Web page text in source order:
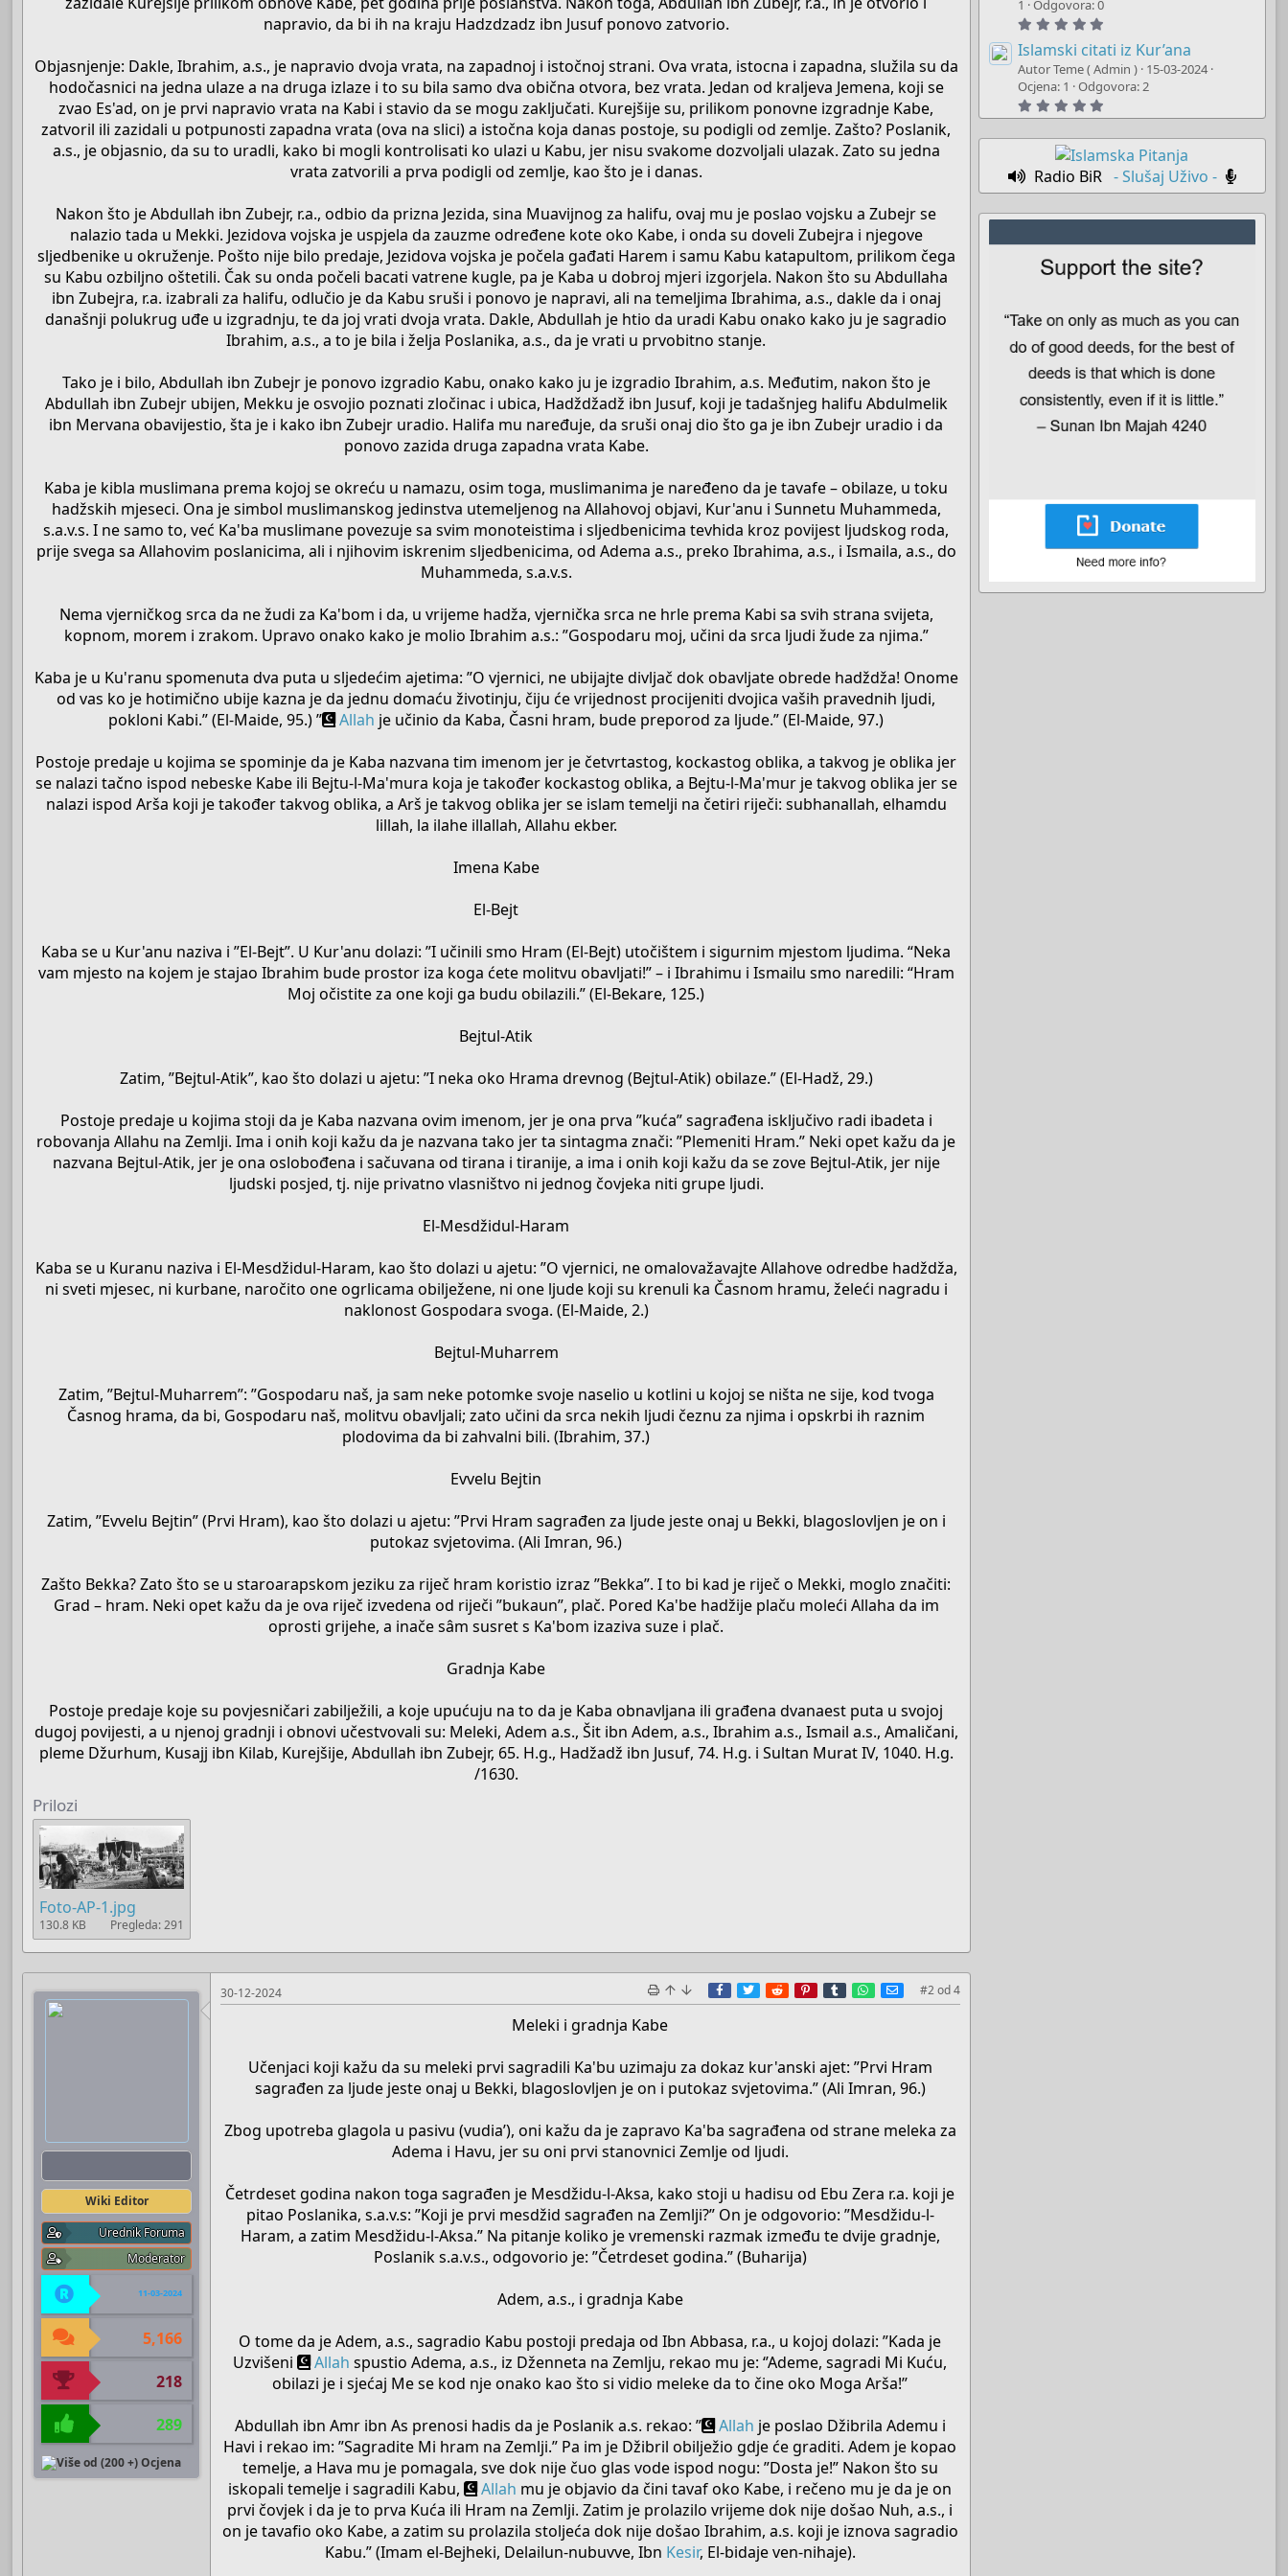
napravio, da bi ih na kraju Hadzdzadz ibn Jusuf ponovo zatvorio.
Objasnjenje: Dakle, Ibrahim, a.s., je napravio dvoja vrata, na zapadnoj i istočnoj strani. Ova vrata, istocna i zapadna, služila su da
hodočasnici na jedna ulaze a na druga izlaze i to su bila samo dva obična otvora, bez vrata. Jedan od kraljeva Jemena, koji se
zvao Es'ad, on je prvi napravio vrata na Kabi i stavio da se mogu zaključati. Kurejšije su, prilikom ponovne izgradnje Kabe,
zatvoril ili zazidali u potpunosti zapadna vrata (ova na slici) a istočna koja danas postoje, su podigli od zemlje. Zašto? Poslanik,
a.s., je objasnio, da su to uradli, kako bi mogli kontrolisati ko ulazi u Kabu, jer nisu svakome dozvoljali ulazak. Zato su jedna
vrata zatvorili a prva podigli od zemlje, kao što je i danas.
Nakon što je Abdullah ibn Zubejr, r.a., odbio da prizna Jezida, sina Muavijnog za halifu, ovaj mu je poslao vojsku a Zubejr se
nalazio tada u Mekki. Jezidova vojska je uspjela da zauzme određene kote oko Kabe, i onda su doveli Zubejra i njegove
sljedbenike u okruženje. Pošto nije bilo predaje, Jezidova vojska je počela gađati Harem i samu Kabu katapultom, prilikom čega
su Kabu ozbiljno oštetili. Čak su onda počeli bacati vatrene kugle, pa je Kaba u dobroj mjeri izgorjela. Nakon što su Abdullaha
ibn Zubejra, r.a. izabrali za halifu, odlučio je da Kabu sruši i ponovo je napravi, ali na temeljima Ibrahima, a.s., dakle da i onaj
današnji polukrug uđe u izgradnju, te da joj vrati dvoja vrata. Dakle, Abdullah je htio da uradi Kabu onako kako ju je sagradio
Ibrahim, a.s., a to je bila i želja Poslanika, a.s., da je vrati u prvobitno stanje.
Tako je i bilo, Abdullah ibn Zubejr je ponovo izgradio Kabu, onako kako ju je izgradio Ibrahim, a.s. Međutim, nakon što je
Abdullah ibn Zubejr ubijen, Mekku je osvojio poznati zločinac i ubica, Hadždžadž ibn Jusuf, koji je tadašnjeg halifu Abdulmelik
ibn Mervana obavijestio, šta je i kako ibn Zubejr uradio. Halifa mu naređuje, da sruši onaj dio što ga je ibn Zubejr uradio i da
ponovo zazida druga zapadna vrata Kabe.
Kaba je kibla muslimana prema kojoj se okreću u namazu, osim toga, muslimanima je naređeno da je tavafe – obilaze, u toku
hadžskih mjeseci. Ona je simbol muslimanskog jedinstva utemeljenog na Allahovoj objavi, Kur'anu i Sunnetu Muhammeda,
s.a.v.s. I ne samo to, već Ka'ba muslimane povezuje sa svim monoteistima i sljedbenicima tevhida kroz povijest ljudskog roda,
prije svega sa Allahovim poslanicima, ali i njihovim iskrenim sljedbenicima, od Adema a.s., preko Ibrahima, a.s., i Ismaila, a.s., do
Muhammeda, s.a.v.s.
Nema vjerničkog srca da ne žudi za Ka'bom i da, u vrijeme hadža, vjernička srca ne hrle prema Kabi sa svih strana svijeta,
kopnom, morem i zrakom. Upravo onako kako je molio Ibrahim a.s.: ”Gospodaru moj, učini da srca ljudi žude za njima.”
Kaba je u Ku'ranu spomenuta dva puta u sljedećim ajetima: ”O vjernici, ne ubijajte divljač dok obavljate obrede hadždža! Onome
od vas ko je hotimično ubije kazna je da jednu domaću životinju, čiju će vrijednost procijeniti dvojica vaših pravednih ljudi,
pokloni Kabi.” (El-Maide, 95.) ”
Allah je učinio da Kaba, Časni hram, bude preporod za ljude.” (El-Maide, 97.)
Postoje predaje u kojima se spominje da je Kaba nazvana tim imenom jer je četvrtastog, kockastog oblika, a takvog je oblika jer
se nalazi tačno ispod nebeske Kabe ili Bejtu-l-Ma'mura koja je također kockastog oblika, a Bejtu-l-Ma'mur je takvog oblika jer se
nalazi ispod Arša koji je također takvog oblika, a Arš je takvog oblika jer se islam temelji na četiri riječi: subhanallah, elhamdu
lillah, la ilahe illallah, Allahu ekber.
Imena Kabe
El-Bejt
Kaba se u Kur'anu naziva i ”El-Bejt”. U Kur'anu dolazi: ”I učinili smo Hram (El-Bejt) utočištem i sigurnim mjestom ljudima. “Neka
vam mjesto na kojem je stajao Ibrahim bude prostor iza koga ćete molitvu obavljati!” – i Ibrahimu i Ismailu smo naredili: “Hram
Moj očistite za one koji ga budu obilazili.” (El-Bekare, 125.)
Bejtul-Atik
Zatim, ”Bejtul-Atik”, kao što dolazi u ajetu: ”I neka oko Hrama drevnog (Bejtul-Atik) obilaze.” (El-Hadž, 29.)
Postoje predaje u kojima stoji da je Kaba nazvana ovim imenom, jer je ona prva ”kuća” sagrađena isključivo radi ibadeta i
robovanja Allahu na Zemlji. Ima i onih koji kažu da je nazvana tako jer ta sintagma znači: ”Plemeniti Hram.” Neki opet kažu da je
nazvana Bejtul-Atik, jer je ona oslobođena i sačuvana od tirana i tiranije, a ima i onih koji kažu da se zove Bejtul-Atik, jer nije
ljudski posjed, tj. nije privatno vlasništvo ni jednog čovjeka niti grupe ljudi.
El-Mesdžidul-Haram
Kaba se u Kuranu naziva i El-Mesdžidul-Haram, kao što dolazi u ajetu: ”O vjernici, ne omalovažavajte Allahove odredbe hadždža,
ni sveti mjesec, ni kurbane, naročito one ogrlicama obilježene, ni one ljude koji su krenuli ka Časnom hramu, želeći nagradu i
naklonost Gospodara svoga. (El-Maide, 2.)
Bejtul-Muharrem
Zatim, ”Bejtul-Muharrem”: ”Gospodaru naš, ja sam neke potomke svoje naselio u kotlini u kojoj se ništa ne sije, kod tvoga
Časnog hrama, da bi, Gospodaru naš, molitvu obavljali; zato učini da srca nekih ljudi čeznu za njima i opskrbi ih raznim
plodovima da bi zahvalni bili. (Ibrahim, 37.)
Evvelu Bejtin
Zatim, ”Evvelu Bejtin” (Prvi Hram), kao što dolazi u ajetu: ”Prvi Hram sagrađen za ljude jeste onaj u Bekki, blagoslovljen je on i
putokaz svjetovima. (Ali Imran, 96.)
Zašto Bekka? Zato što se u staroarapskom jeziku za riječ hram koristio izraz ”Bekka”. I to bi kad je riječ o Mekki, moglo značiti:
Grad – hram. Neki opet kažu da je ova riječ izvedena od riječi ”bukaun”, plač. Pored Ka'be hadžije plaču moleći Allaha da im
oprosti grijehe, a inače sâm susret s Ka'bom izaziva suze i plač.
Gradnja Kabe
Postoje predaje koje su povjesničari zabilježili, a koje upućuju na to da je Kaba obnavljana ili građena dvanaest puta u svojoj
dugoj povijesti, a u njenoj gradnji i obnovi učestvovali su: Meleki, Adem a.s., Šit ibn Adem, a.s., Ibrahim a.s., Ismail a.s., Amaličani,
pleme Džurhum, Kusajj ibn Kilab, Kurejšije, Abdullah ibn Zubejr, 65. H.g., Hadžadž ibn Jusuf, 74. H.g. i Sultan Murat IV, 1040. H.g.
/1630.​
Prilozi
Foto-AP-1.jpg
130.8 KB Pregleda: 291
Wiki Editor
Urednik Foruma
Moderator
11-03-2024
5,166
218
289
30-12-2024 Facebook
TwitterRedditPinterest
TumblrWhatsApp
E-mail
#2od4
Meleki i gradnja Kabe
Učenjaci koji kažu da su meleki prvi sagradili Ka'bu uzimaju za dokaz kur'anski ajet: ”Prvi Hram
sagrađen za ljude jeste onaj u Bekki, blagoslovljen je on i putokaz svjetovima.” (Ali Imran, 96.)
Zbog upotreba glagola u pasivu (vudia’), oni kažu da je zapravo Ka'ba sagrađena od strane meleka za
Adema i Havu, jer su oni prvi stanovnici Zemlje od ljudi.
Četrdeset godina nakon toga sagrađen je Mesdžidu-l-Aksa, kako stoji u hadisu od Ebu Zera r.a. koji je
pitao Poslanika, s.a.v.s: ”Koji je prvi mesdžid sagrađen na Zemlji?” On je odgovorio: ”Mesdžidu-l-
Haram, a zatim Mesdžidu-l-Aksa.” Na pitanje koliko je vremenski razmak između te dvije gradnje,
Poslanik s.a.v.s., odgovorio je: ”Četrdeset godina.” (Buharija)
Adem, a.s., i gradnja Kabe
O tome da je Adem, a.s., sagradio Kabu postoji predaja od Ibn Abbasa, r.a., u kojoj dolazi: ”Kada je
Uzvišeni
Allah spustio Adema, a.s., iz Dženneta na Zemlju, rekao mu je: ‘’Ademe, sagradi Mi Kuću,
obilazi je i sjećaj Me se kod nje onako kao što si vidio meleke da to čine oko Moga Arša!’’
Abdullah ibn Amr ibn As prenosi hadis da je Poslanik a.s. rekao: ”
Allah je poslao Džibrila Ademu i
Havi i rekao im: ”Sagradite Mi hram na Zemlji.” Pa im je Džibril obilježio gdje će graditi. Adem je kopao
temelje, a Hava mu je pomagala, sve dok nije čuo glas vode ispod nogu: ”Dosta je!” Nakon što su
iskopali temelje i sagradili Kabu,
Allah mu je objavio da čini tavaf oko Kabe, i rečeno mu je da je on
prvi čovjek i da je to prva Kuća ili Hram na Zemlji. Zatim je prolazilo vrijeme dok nije došao Nuh, a.s., i
on je tavafio oko Kabe, a zatim su prolazila stoljeća dok nije došao Ibrahim, a.s. koji je iznova sagradio
Kabu.” (Imam el-Bejheki, Delailun-nubuvve, Ibn Kesir, El-bidaje ven-nihaje).
s
)
1
Odgovora: 0
0
0
s
t
(
s
Islamski citati iz Kur’ana
Autor Teme ( Admin ) 15-03-2024
Ocjena: 1
Odgovora: 2
.
0
s
t
r
s
Radio BiR - Slušaj Uživo -